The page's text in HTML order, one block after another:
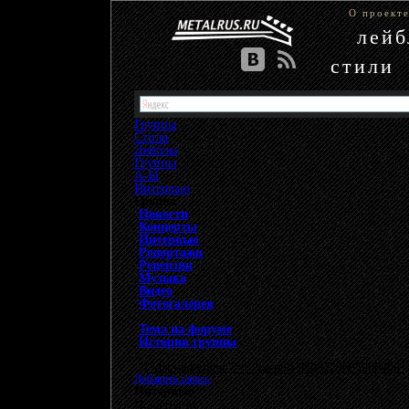
О проекте
стили
Группы
Стили
Лейблы
Группы»
А-Ы»
Интервью
Группа
Новости
Концерты
Интервью
Репортажи
Рецензии
Музыка
Видео
Фотогалерея
Тема на форуме
История группы
{"data-ad-client" => "ca-pub-
Добавить запись
Интервью
Пока пусто